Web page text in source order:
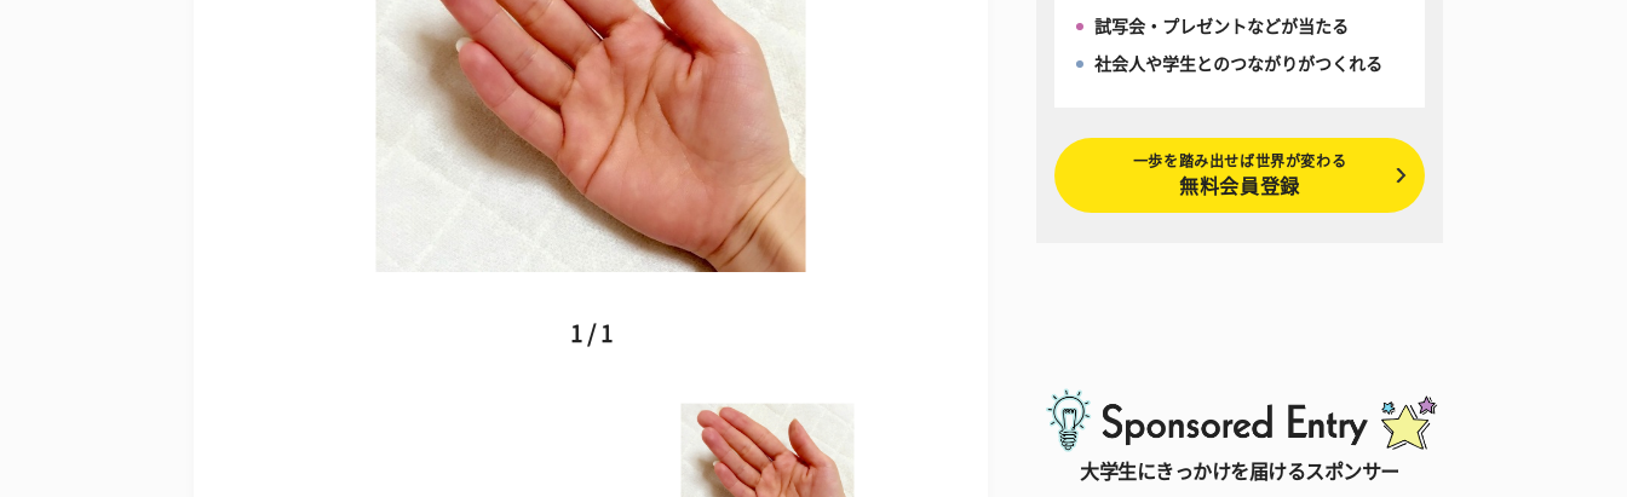
1 / 1
試写会・プレゼントなどが当たる
社会人や学生とのつながりがつくれる
一歩を踏み出せば世界が変わる
無料会員登録
大学生にきっかけを届けるスポンサー